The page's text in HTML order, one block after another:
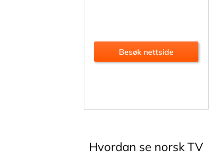
Besøk nettside
Hvordan se norsk TV